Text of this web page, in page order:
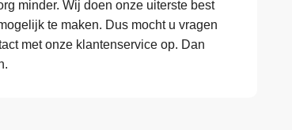
minder. Wij doen onze uiterste best
te maken. Dus mocht u vragen
met onze klantenservice op. Dan